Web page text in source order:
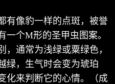
有像豹一样的点斑，被誉
一个M形的圣甲虫图案。
，通常为浅绿或粟绿色，
绿，生气时会变为琥珀
化来判断它的心情。（成